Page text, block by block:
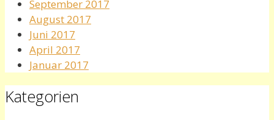
September 2017
August 2017
Juni 2017
April 2017
Januar 2017
Kategorien